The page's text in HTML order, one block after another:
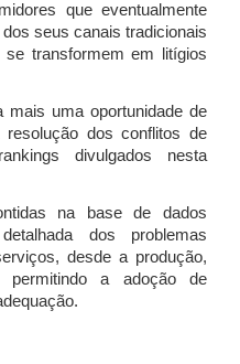
que eventualmente
seus canais tradicionais
se transformem em litígios
mais uma oportunidade de
dos conflitos de
divulgados nesta
na base de dados
dos problemas
desde a produção,
permitindo a adoção de